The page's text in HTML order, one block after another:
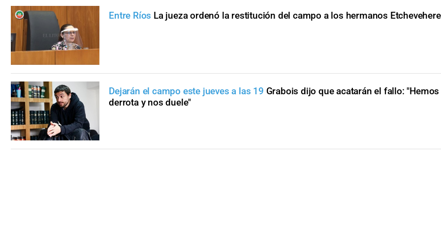
Entre Ríos La jueza ordenó la restitución del campo a los hermanos Etchevehere
Dejarán el campo este jueves a las 19 Grabois dijo que acatarán el fallo:
derrota y nos duele"